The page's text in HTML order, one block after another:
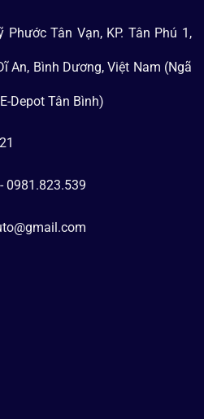
Phước Tân Vạn, KP. Tân Phú 1,
An, Bình Dương, Việt Nam (Ngã
Depot Tân Bình)
0981.823.539